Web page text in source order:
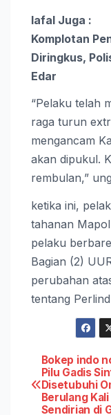
lafal Juga :
Komplotan
Diringkus,
Edar
“Pelaku telah
raga turun
mengancam
akan dipukul.
rembulan,”
ketika ini,
tahanan
pelaku
Bagian (2)
perubahan
tentang
Post
Bokep indo
Pilu Gadis
Disetubuhi
Berulang
Sendirian di